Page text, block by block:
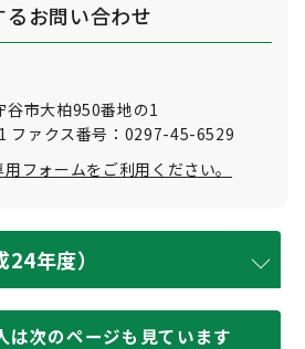
るお問い合わせ
市大柏950番地の1
ファクス番号：0297-45-6529
フォームをご利用ください。
年度）
は次のページも見ています